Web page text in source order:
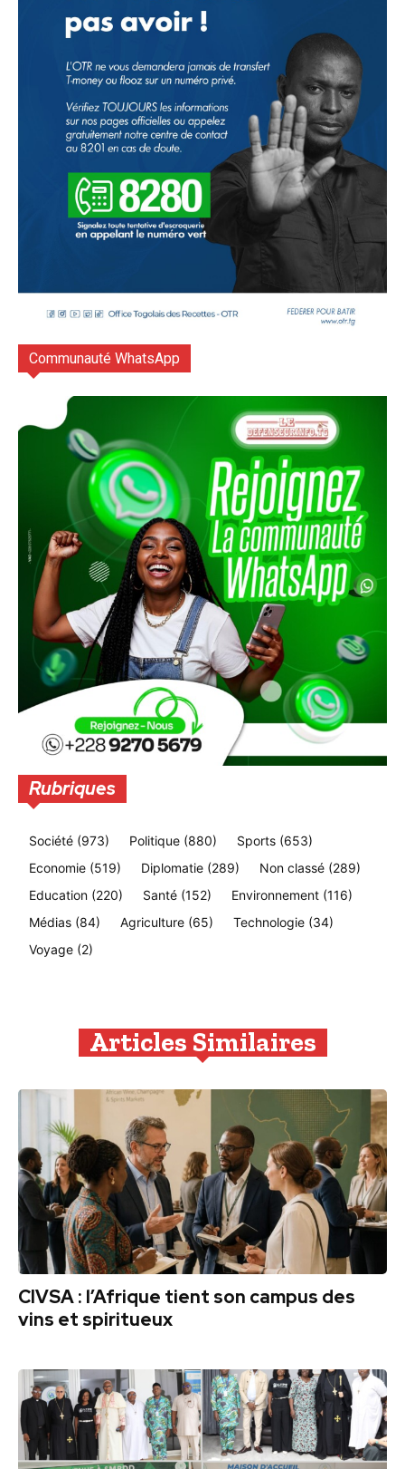
Communauté WhatsApp
Rubriques
Société (973) Politique (880) Sports (653)
Economie (519) Diplomatie (289) Non classé (289)
Education (220) Santé (152) Environnement (116)
Médias (84) Agriculture (65) Technologie (34)
Voyage (2)
Articles Similaires
CIVSA : l’Afrique tient son campus des
vins et spiritueux